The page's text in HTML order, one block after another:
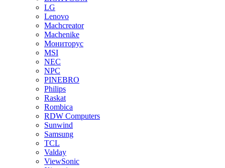
LG
Lenovo
Machcreator
Machenike
Мониторус
MSI
NEC
NPC
PINEBRO
Philips
Raskat
Rombica
RDW Computers
Sunwind
Samsung
TCL
Valday
ViewSonic